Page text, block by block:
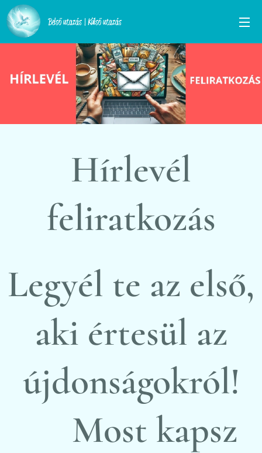
Belső utazás | Külső utazás
Hírlevél
feliratkozás
Legyél te az első,
aki értesül az
újdonságokról!
🎁Most kapsz